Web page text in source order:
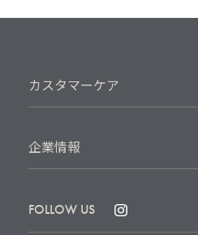
カスタマーケア
企業情報
FOLLOW US